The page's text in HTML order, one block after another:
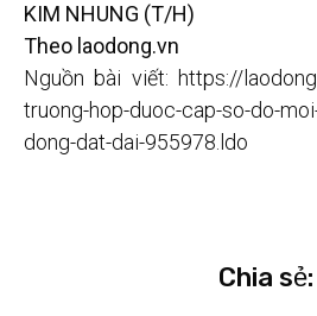
KIM NHUNG (T/H)
Theo laodong.vn
Nguồn bài viết: https://
truong-hop-duoc-cap-so-do-
dong-dat-dai-955978.ldo
Chia sẻ: